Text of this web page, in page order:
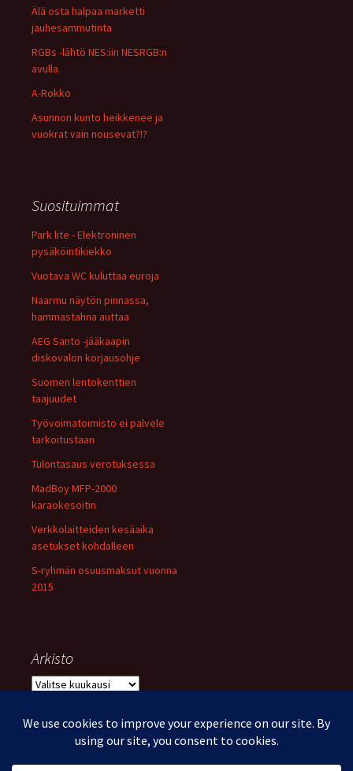
Älä osta halpaa marketti
jauhesammutinta
RGBs -lähtö NES:iin NESRGB:n
avulla
A-Rokko
Asunnon kunto heikkenee ja
vuokrat vain nousevat?!?
Suosituimmat
Park lite - Elektroninen
pysäköintikiekko
Vuotava WC kuluttaa euroja
Naarmu näytön pinnassa,
hammastahna auttaa
AEG Santo -jääkaapin
diskovalon korjausohje
Suomen lentokenttien
taajuudet
Työvoimatoimisto ei palvele
tarkoitustaan
Tulontasaus verotuksessa
MadBoy MFP-2000
karaokesoitin
Verkkolaitteiden kesäaika
asetukset kohdalleen
S-ryhmän osuusmaksut vuonna
2015
Arkisto
Arkisto